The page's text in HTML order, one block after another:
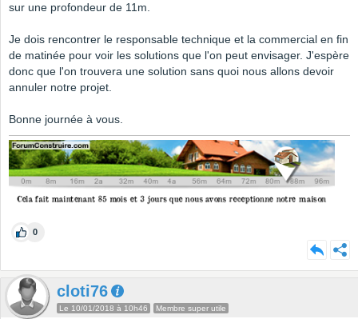
sur une profondeur de 11m.
Je dois rencontrer le responsable technique et la commercial en fin
de matinée pour voir les solutions que l'on peut envisager. J'espère
donc que l'on trouvera une solution sans quoi nous allons devoir
annuler notre projet.
Bonne journée à vous.
0
cloti76
Le 10/01/2018 à 10h46 Membre super utile